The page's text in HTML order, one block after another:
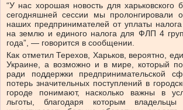
“У нас хорошая новость для харьковского
сегодняшней сессии мы пролонгировали
наших предпринимателей от уплаты
на землю и единого налога для ФЛП 4
года”, — говорится в сообщении.
Как отметил Терехов, Харьков, вероятно,
Украине, а возможно и в мире, который
ради поддержки предпринимательской
потерь значительных поступлений в
городе понимают, насколько важны в
льготы, благодаря которым владельцы